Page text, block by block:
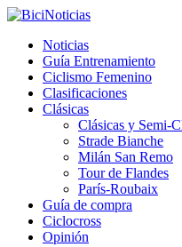
Noticias
Guía Entrenamiento
Ciclismo Femenino
Clasificaciones
Clásicas
Clásicas y Semi-
Strade Bianche
Milán San Remo
Tour de Flandes
París-Roubaix
Guía de compra
Ciclocross
Opinión